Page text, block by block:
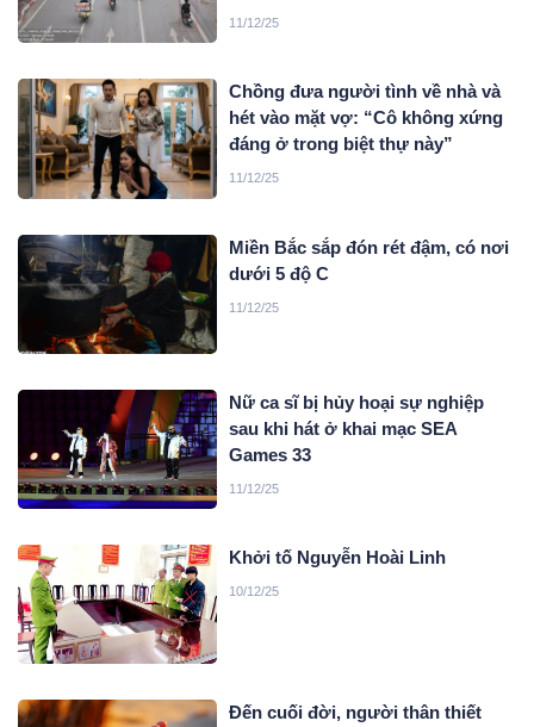
11/12/25
Chồng đưa người tình về nhà và
hét vào mặt vợ: “Cô không xứng
đáng ở trong biệt thự này”
11/12/25
Miền Bắc sắp đón rét đậm, có nơi
dưới 5 độ C
11/12/25
Nữ ca sĩ bị hủy hoại sự nghiệp
sau khi hát ở khai mạc SEA
Games 33
11/12/25
Khởi tố Nguyễn Hoài Linh
10/12/25
Đến cuối đời, người thân thiết